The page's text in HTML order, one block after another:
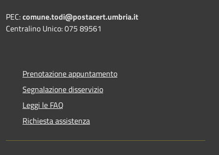
PEC:comune.todi@postacert.umbria.it
Centralino Unico: 075 89561
Prenotazione appuntamento
Segnalazione disservizio
Leggi le FAQ
Richiesta assistenza